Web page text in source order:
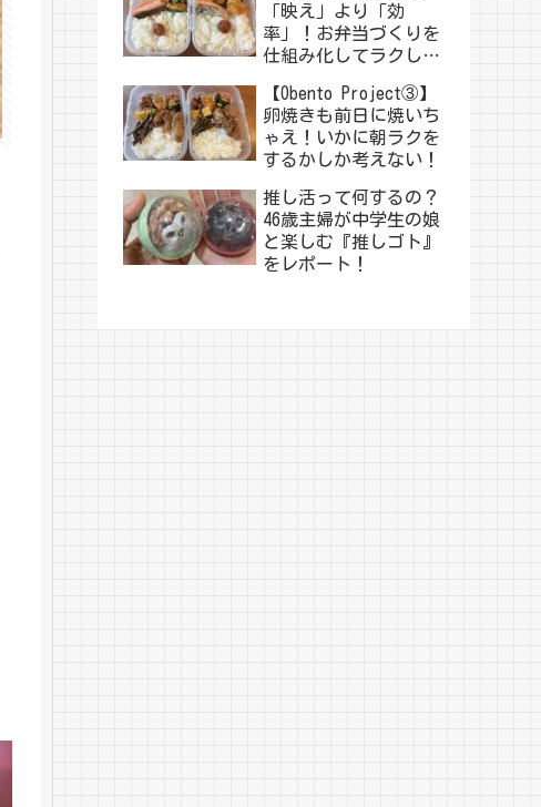
「映え」より「効
率」！お弁当づくりを
仕組み化してラクした
【Obento Project③】
卵焼きも前日に焼いち
ゃえ！いかに朝ラクを
するかしか考えない！
推し活って何するの？
46歳主婦が中学生の娘
と楽しむ『推しゴト』
をレポート！